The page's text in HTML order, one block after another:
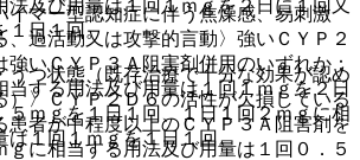
マー型認知症に伴う焦燥感、易刺激
、過活動又は攻撃的言動〉強いＣＹＰ２
強いＣＹＰ３Ａ阻害剤併用のいずれか：
当する用法及び用量は１回１ｍｇを２日
５ｍｇを１日１回、１日１回２ｍｇに相
は１回１ｍｇを１日１回。
法及び用量は１回１ｍｇを２日に１回又
１日１回。
つ状態（既存治療で十分な効果が認め
）〉ＣＹＰ２Ｄ６の活性が欠損している
患者が中程度以上のＣＹＰ３Ａ阻害剤を
ｇに相当する用法及び用量は１回０．５